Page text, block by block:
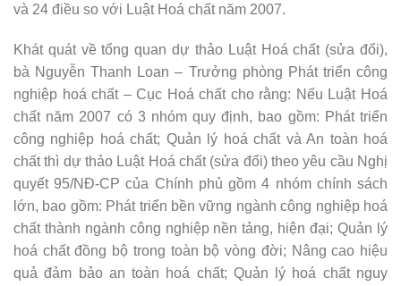
và 24 điều so với Luật Hoá chất năm 2007.
Khát quát về tổng quan dự thảo Luật Hoá chất (sửa đổi),
bà Nguyễn Thanh Loan – Trưởng phòng Phát triển công
nghiệp hoá chất – Cục Hoá chất cho rằng: Nếu Luật Hoá
chất năm 2007 có 3 nhóm quy định, bao gồm: Phát triển
công nghiệp hoá chất; Quản lý hoá chất và An toàn hoá
chất thì dự thảo Luật Hoá chất (sửa đổi) theo yêu cầu Nghị
quyết 95/NĐ-CP của Chính phủ gồm 4 nhóm chính sách
lớn, bao gồm: Phát triển bền vững ngành công nghiệp hoá
chất thành ngành công nghiệp nền tảng, hiện đại; Quản lý
hoá chất đồng bộ trong toàn bộ vòng đời; Nâng cao hiệu
quả đảm bảo an toàn hoá chất; Quản lý hoá chất nguy